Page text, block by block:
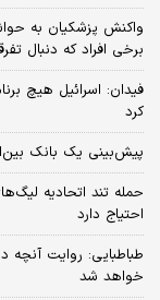
واکنش پزشکیان به
برخی افراد که دنبال
فیدان: اسرائیل هیچ
کرد
پیش‌بینی یک بانک
حمله تند اتحادیه
احتیاج دارد
طباطبایی: روایت
خواهد شد